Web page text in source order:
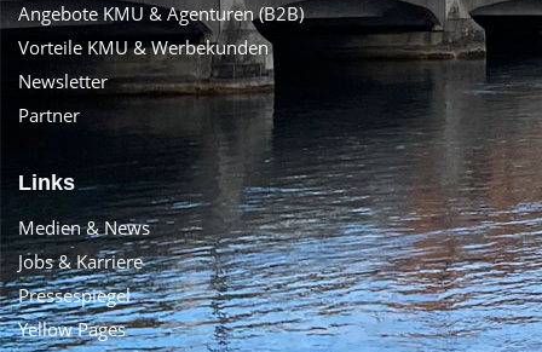
Angebote KMU & Agenturen (B2B)
Vorteile KMU & Werbekunden
Newsletter
Partner
Links
Medien & News
Jobs & Karriere
Pressespiegel
Yellow Pages